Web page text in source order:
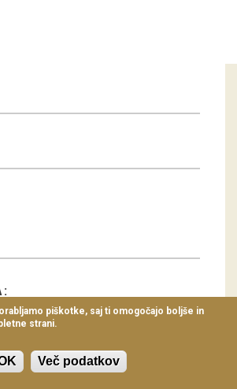
prostor
piškotke, saj ti omogočajo boljše in
strani.
Več podatkov